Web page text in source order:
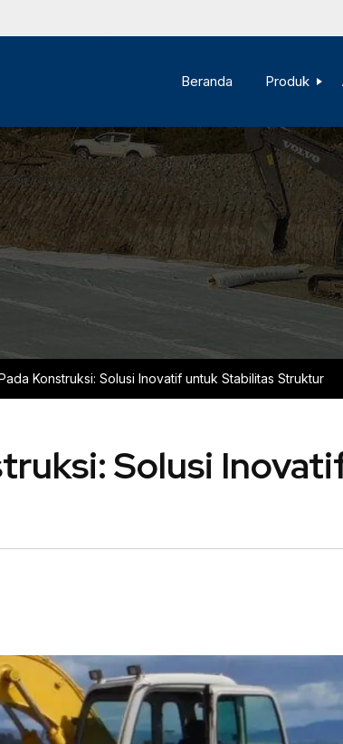
Beranda Produk
Konstruksi: Solusi Inovatif untuk Stabilitas Struktur
Solusi